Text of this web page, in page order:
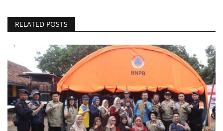
RELATED POSTS